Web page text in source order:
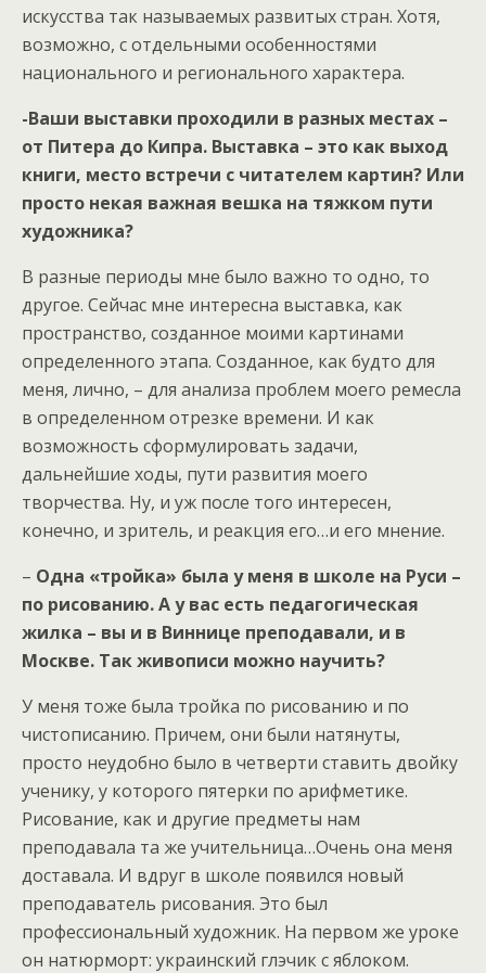
искусства так называемых развитых стран. Хотя,
возможно, с отдельными особенностями
национального и регионального характера.
-Ваши выставки проходили в разных местах –
от Питера до Кипра. Выставка – это как выход
книги, место встречи с читателем картин? Или
просто некая важная вешка на тяжком пути
художника?
В разные периоды мне было важно то одно, то
другое. Сейчас мне интересна выставка, как
пространство, созданное моими картинами
определенного этапа. Созданное, как будто для
меня, лично, – для анализа проблем моего ремесла
в определенном отрезке времени. И как
возможность сформулировать задачи,
дальнейшие ходы, пути развития моего
творчества. Ну, и уж после того интересен,
конечно, и зритель, и реакция его…и его мнение.
– Одна «тройка» была у меня в школе на Руси –
по рисованию. А у вас есть педагогическая
жилка – вы и в Виннице преподавали, и в
Москве. Так живописи можно научить?
У меня тоже была тройка по рисованию и по
чистописанию. Причем, они были натянуты,
просто неудобно было в четверти ставить двойку
ученику, у которого пятерки по арифметике.
Рисование, как и другие предметы нам
преподавала та же учительница…Очень она меня
доставала. И вдруг в школе появился новый
преподаватель рисования. Это был
профессиональный художник. На первом же уроке
он натюрморт: украинский глэчик с яблоком.